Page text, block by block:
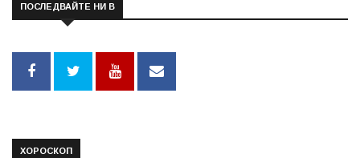
ПОСЛЕДВАЙТЕ НИ В
ХОРОСКОП